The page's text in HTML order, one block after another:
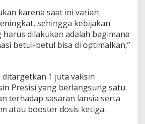
r
e
s
B
e
s
i
K
o
t
karena saat ini varian
sehingga kebijakan
dilakukan adalah bagimana
betul-betul bisa di optimalkan,”
ditargetkan 1 juta vaksin
Presisi yang berlangsung satu
terhadap sasaran lansia serta
atau booster dosis ketiga.